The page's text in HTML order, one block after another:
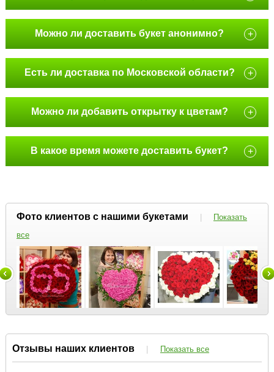
Можно ли доставить букет анонимно? +
Есть ли доставка по Московской области? +
Можно ли добавить открытку к цветам? +
В какое время можете доставить букет? +
Фото клиентов с нашими букетами |
Показать
все
Отзывы наших клиентов | Показать все